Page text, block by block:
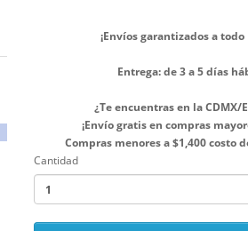
¡Envíos garantizados a todo
Entrega: de 3 a 5 días
¿Te encuentras en la CDMX/
¡Envío gratis en compras
Compras menores a $1,400 costo
Cantidad